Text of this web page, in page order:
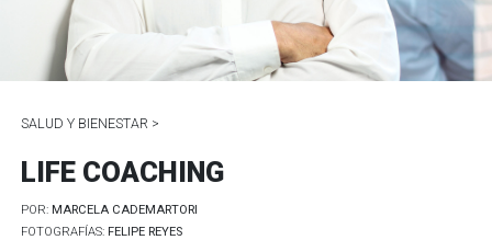
SALUD Y BIENESTAR >
LIFE COACHING
POR: MARCELA CADEMARTORI
FOTOGRAFÍAS: FELIPE REYES